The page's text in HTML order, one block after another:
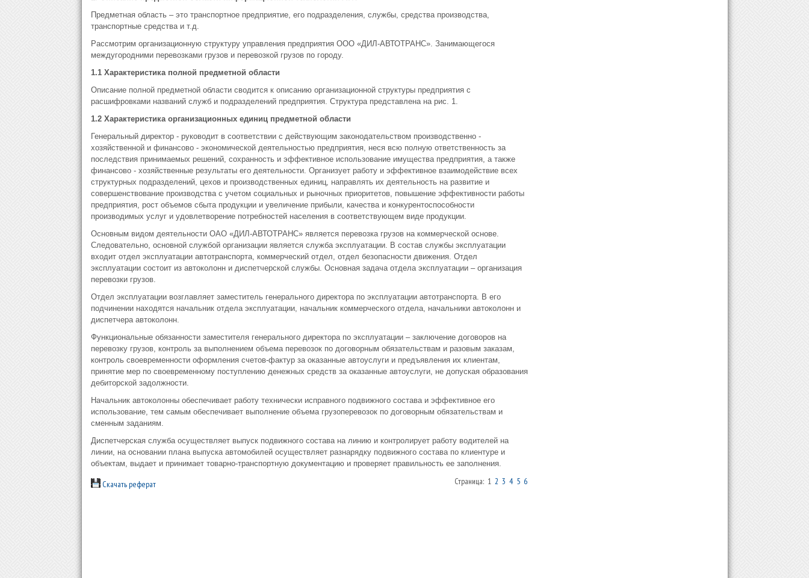
Предметная область – это транспортное предприятие, его подразделения, службы, средства производства,
транспортные средства и т.д.
Рассмотрим организационную структуру управления предприятия ООО «ДИЛ-АВТОТРАНС». Занимающегося
междугородними перевозками грузов и перевозкой грузов по городу.
1.1 Характеристика полной предметной области
Описание полной предметной области сводится к описанию организационной структуры предприятия с
расшифровками названий служб и подразделений предприятия. Структура представлена на рис. 1.
1.2 Характеристика организационных единиц предметной области
Генеральный директор - руководит в соответствии с действующим законодательством производственно -
хозяйственной и финансово - экономической деятельностью предприятия, неся всю полную ответственность за
последствия принимаемых решений, сохранность и эффективное использование имущества предприятия, а также
финансово - хозяйственные результаты его деятельности. Организует работу и эффективное взаимодействие всех
структурных подразделений, цехов и производственных единиц, направлять их деятельность на развитие и
совершенствование производства с учетом социальных и рыночных приоритетов, повышение эффективности работы
предприятия, рост объемов сбыта продукции и увеличение прибыли, качества и конкурентоспособности
производимых услуг и удовлетворение потребностей населения в соответствующем виде продукции.
Основным видом деятельности ОАО «ДИЛ-АВТОТРАНС» является перевозка грузов на коммерческой основе.
Следовательно, основной службой организации является служба эксплуатации. В состав службы эксплуатации
входит отдел эксплуатации автотранспорта, коммерческий отдел, отдел безопасности движения. Отдел
эксплуатации состоит из автоколонн и диспетчерской службы. Основная задача отдела эксплуатации – организация
перевозки грузов.
Отдел эксплуатации возглавляет заместитель генерального директора по эксплуатации автотранспорта. В его
подчинении находятся начальник отдела эксплуатации, начальник коммерческого отдела, начальники автоколонн и
диспетчера автоколонн.
Функциональные обязанности заместителя генерального директора по эксплуатации – заключение договоров на
перевозку грузов, контроль за выполнением объема перевозок по договорным обязательствам и разовым заказам,
контроль своевременности оформления счетов-фактур за оказанные автоуслуги и предъявления их клиентам,
принятие мер по своевременному поступлению денежных средств за оказанные автоуслуги, не допуская образования
дебиторской задолжности.
Начальник автоколонны обеспечивает работу технически исправного подвижного состава и эффективное его
использование, тем самым обеспечивает выполнение объема грузоперевозок по договорным обязательствам и
сменным заданиям.
Диспетчерская служба осуществляет выпуск подвижного состава на линию и контролирует работу водителей на
линии, на основании плана выпуска автомобилей осуществляет разнарядку подвижного состава по клиентуре и
объектам, выдает и принимает товарно-транспортную документацию и проверяет правильность ее заполнения.
Скачать реферат Страница: 1 2 3 4 5 6